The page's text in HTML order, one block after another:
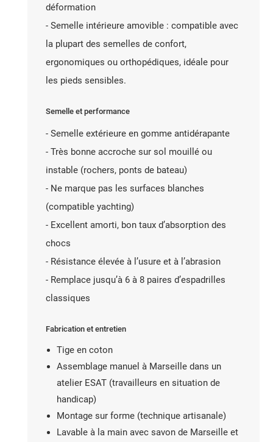
déformation
- Semelle intérieure amovible : compatible avec
la plupart des semelles de confort,
ergonomiques ou orthopédiques, idéale pour
les pieds sensibles.
Semelle et performance
- Semelle extérieure en gomme antidérapante
- Très bonne accroche sur sol mouillé ou
instable (rochers, ponts de bateau)
- Ne marque pas les surfaces blanches
(compatible yachting)
- Excellent amorti, bon taux d’absorption des
chocs
- Résistance élevée à l’usure et à l’abrasion
- Remplace jusqu’à 6 à 8 paires d’espadrilles
classiques
Fabrication et entretien
Tige en coton
Assemblage manuel à Marseille dans un
atelier ESAT (travailleurs en situation de
handicap)
Montage sur forme (technique artisanale)
Lavable à la main avec savon de Marseille et